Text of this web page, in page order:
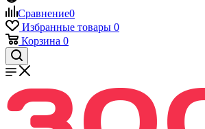
Сравнение0
Избранные товары 0
Корзина 0